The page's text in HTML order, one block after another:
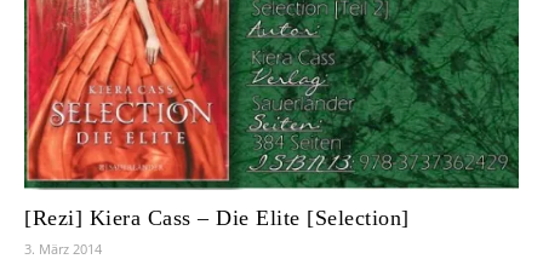
[Rezi] Kiera Cass – Die Elite [Selection]
3. März 2014